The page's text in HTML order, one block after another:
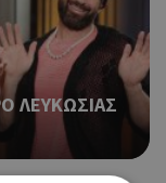
ΛΕΥΚΩΣΙΑΣ